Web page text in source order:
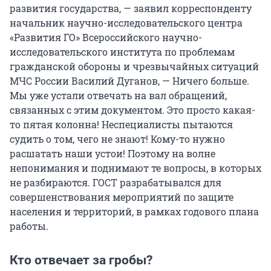
развития государства, — заявил корреспонденту
начальник научно-исследовательского центра
«Развития ГО» Всероссийского научно-
исследовательского института по проблемам
гражданской обороны и чрезвычайных ситуаций
МЧС России Василий Дуганов, — Ничего больше.
Мы уже устали отвечать на вал обращений,
связанных с этим документом. Это просто какая-
то пятая колонна! Неспециалисты пытаются
судить о том, чего не знают! Кому-то нужно
расшатать наши устои! Поэтому на волне
непонимания и поднимают те вопросы, в которых
не разбираются. ГОСТ разрабатывался для
совершенствования мероприятий по защите
населения и территорий, в рамках годового плана
работы.
Кто отвечает за гробы?